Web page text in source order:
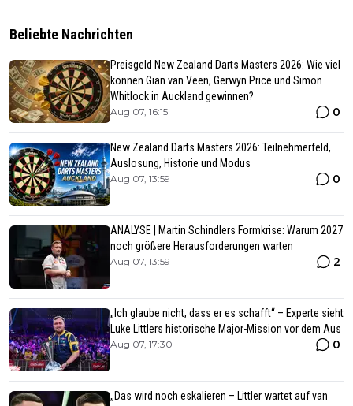
Beliebte Nachrichten
Preisgeld New Zealand Darts Masters 2026: Wie viel
können Gian van Veen, Gerwyn Price und Simon
Whitlock in Auckland gewinnen?
Aug 07, 16:15 0
New Zealand Darts Masters 2026: Teilnehmerfeld,
Auslosung, Historie und Modus
Aug 07, 13:59 0
ANALYSE | Martin Schindlers Formkrise: Warum 2027
noch größere Herausforderungen warten
Aug 07, 13:59 2
„Ich glaube nicht, dass er es schafft“ – Experte sieht
Luke Littlers historische Major-Mission vor dem Aus
Aug 07, 17:30 0
„Das wird noch eskalieren – Littler wartet auf van